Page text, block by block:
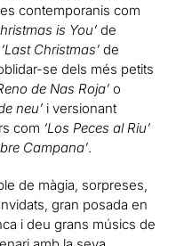
contemporanis com
is You’ de
‘Last Christmas’ de
se dels més petits
de Nas Roja’ o
neu’ i versionant
com ‘Los Peces al Riu’
Campana’.
de màgia, sorpreses,
gran posada en
i deu grans músics de